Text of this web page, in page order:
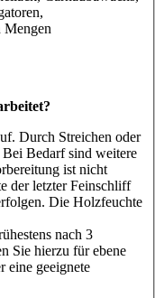
Mengen
Durch Streichen oder
Bedarf sind weitere
ist nicht
der letzter Feinschliff
Die Holzfeuchte
nach 3
Sie hierzu für ebene
eine geeignete